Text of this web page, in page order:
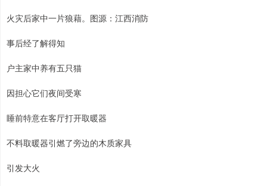
火灾后家中一片狼藉。图源：江西消防
事后经了解得知
户主家中养有五只猫
因担心它们夜间受寒
睡前特意在客厅打开取暖器
不料取暖器引燃了旁边的木质家具
引发大火